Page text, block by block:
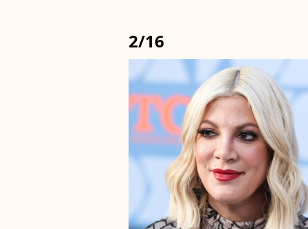
2/16